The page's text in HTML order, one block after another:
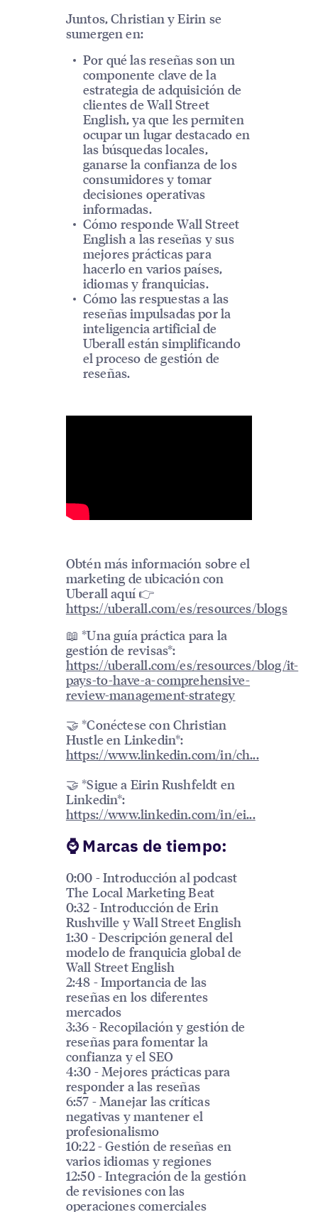
Juntos, Christian y Eirin se
sumergen en:
Por qué las reseñas son un
componente clave de la
estrategia de adquisición de
clientes de Wall Street
English, ya que les permiten
ocupar un lugar destacado en
las búsquedas locales,
ganarse la confianza de los
consumidores y tomar
decisiones operativas
informadas.
Cómo responde Wall Street
English a las reseñas y sus
mejores prácticas para
hacerlo en varios países,
idiomas y franquicias.
Cómo las respuestas a las
reseñas impulsadas por la
inteligencia artificial de
Uberall están simplificando
el proceso de gestión de
reseñas.
Obtén más información sobre el
marketing de ubicación con
Uberall aquí 👉
https://uberall.com/es/resources/blogs
📖 *Una guía práctica para la
gestión de revisas*:
https://uberall.com/es/resources/blog/it-
pays-to-have-a-comprehensive-
review-management-strategy
🤝 *Conéctese con Christian
Hustle en Linkedin*:
https://www.linkedin.com/in/ch...
🤝 *Sigue a Eirin Rushfeldt en
Linkedin*:
https://www.linkedin.com/in/ei...
⌚️ Marcas de tiempo:
0:00 - Introducción al podcast
The Local Marketing Beat
0:32 - Introducción de Erin
Rushville y Wall Street English
1:30 - Descripción general del
modelo de franquicia global de
Wall Street English
2:48 - Importancia de las
reseñas en los diferentes
mercados
3:36 - Recopilación y gestión de
reseñas para fomentar la
confianza y el SEO
4:30 - Mejores prácticas para
responder a las reseñas
6:57 - Manejar las críticas
negativas y mantener el
profesionalismo
10:22 - Gestión de reseñas en
varios idiomas y regiones
12:50 - Integración de la gestión
de revisiones con las
operaciones comerciales